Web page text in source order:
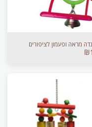
מראה ופעמון לציפורים
₪